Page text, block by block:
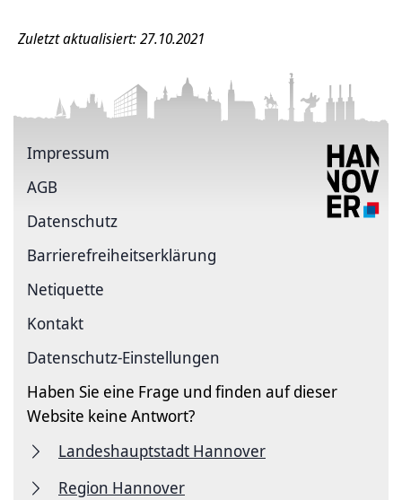
Zuletzt aktualisiert: 27.10.2021
Impressum
AGB
Datenschutz
Barrierefreiheitserklärung
Netiquette
Kontakt
Datenschutz-Einstellungen
Haben Sie eine Frage und finden auf dieser
Website keine Antwort?
Landeshauptstadt Hannover
Region Hannover